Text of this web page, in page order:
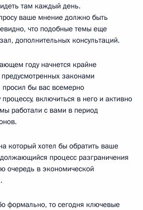
там каждый день.
ваше мнение должно быть
что подобные темы еще
дополнительных консультаций.
году начнется крайне
законами
бы вас всемерно
включиться в него и активно
работали с вами в период
который хотел бы обратить ваше
процесс разграничения
очередь в экономической
формально, то сегодня ключевые